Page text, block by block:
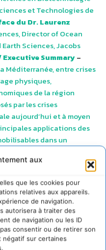
aux
que les cookies pour
relatives aux appareils.
de navigation.
autorisera à traiter des
de navigation ou les ID
consentir ou de retirer son
sur certaines
et Technologies de
du Dr. Laurenz
Director of Ocean
Sciences, Jacobs
Executive Summary–
Méditerranée, entre crises
physiques,
de la région
par les crises
aujourd’hui et à moyen
applications des
dans un
des microalgues
et